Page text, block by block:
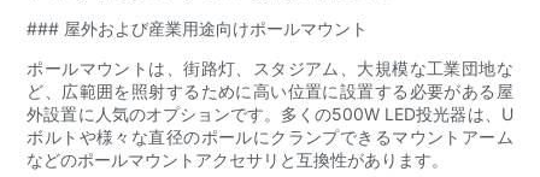
### 屋外および産業用途向けポールマウント
ポールマウントは、街路灯、スタジアム、大規模な工業団地な
ど、広範囲を照射するために高い位置に設置する必要がある屋
外設置に人気のオプションです。多くの500W LED投光器は、U
ボルトや様々な直径のポールにクランプできるマウントアーム
などのポールマウントアクセサリと互換性があります。